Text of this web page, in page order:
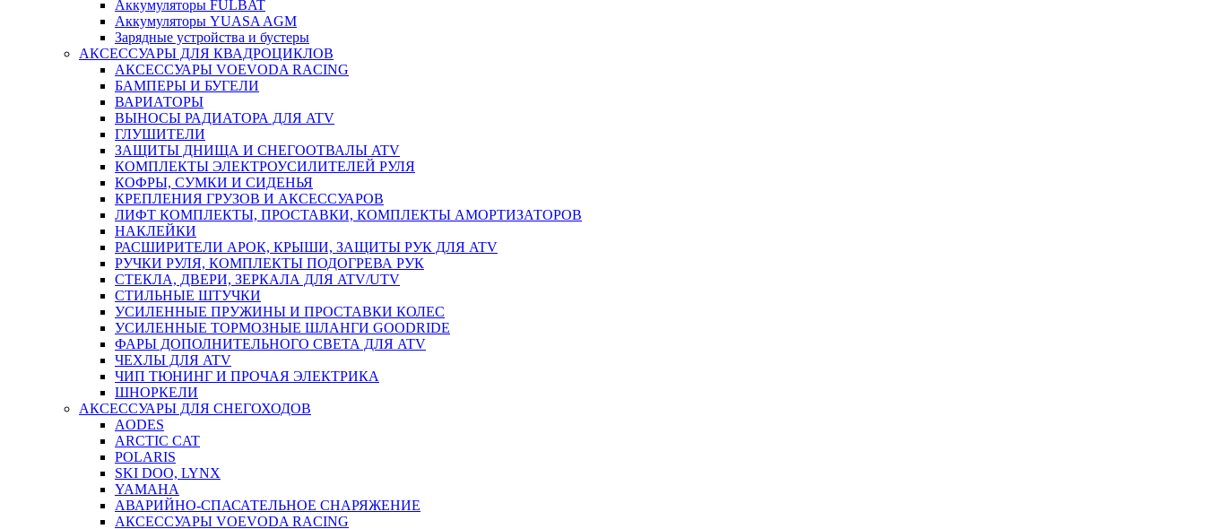
Аккумуляторы FULBAT
Аккумуляторы YUASA AGM
Зарядные устройства и бустеры
АКСЕССУАРЫ ДЛЯ КВАДРОЦИКЛОВ
АКСЕССУАРЫ VOEVODA RACING
БАМПЕРЫ И БУГЕЛИ
ВАРИАТОРЫ
ВЫНОСЫ РАДИАТОРА ДЛЯ ATV
ГЛУШИТЕЛИ
ЗАЩИТЫ ДНИЩА И СНЕГООТВАЛЫ ATV
КОМПЛЕКТЫ ЭЛЕКТРОУСИЛИТЕЛЕЙ РУЛЯ
КОФРЫ, СУМКИ И СИДЕНЬЯ
КРЕПЛЕНИЯ ГРУЗОВ И АКСЕССУАРОВ
ЛИФТ КОМПЛЕКТЫ, ПРОСТАВКИ, КОМПЛЕКТЫ АМОРТИЗАТОРОВ
НАКЛЕЙКИ
РАСШИРИТЕЛИ АРОК, КРЫШИ, ЗАЩИТЫ РУК ДЛЯ ATV
РУЧКИ РУЛЯ, КОМПЛЕКТЫ ПОДОГРЕВА РУК
СТЕКЛА, ДВЕРИ, ЗЕРКАЛА ДЛЯ ATV/UTV
СТИЛЬНЫЕ ШТУЧКИ
УСИЛЕННЫЕ ПРУЖИНЫ И ПРОСТАВКИ КОЛЕС
УСИЛЕННЫЕ ТОРМОЗНЫЕ ШЛАНГИ GOODRIDE
ФАРЫ ДОПОЛНИТЕЛЬНОГО СВЕТА ДЛЯ ATV
ЧЕХЛЫ ДЛЯ ATV
ЧИП ТЮНИНГ И ПРОЧАЯ ЭЛЕКТРИКА
ШНОРКЕЛИ
АКСЕССУАРЫ ДЛЯ СНЕГОХОДОВ
AODES
ARCTIC CAT
POLARIS
SKI DOO, LYNX
YAMAHA
АВАРИЙНО-СПАСАТЕЛЬНОЕ СНАРЯЖЕНИЕ
АКСЕССУАРЫ VOEVODA RACING